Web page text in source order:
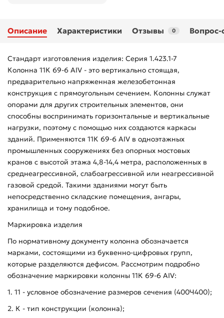
Описание Характеристики Отзывы 0 Вопрос-
Стандарт изготовления изделия: Серия 1.423.1-7
Колонна 11К 69-6 АIV - это вертикально стоящая,
предварительно напряженная железобетонная
конструкция с прямоугольным сечением. Колонны служат
опорами для других строительных элементов, они
способны воспринимать горизонтальные и вертикальные
нагрузки, поэтому с помощью них создаются каркасы
зданий. Применяются 11К 69-6 АIV в одноэтажных
промышленных сооружениях без опорных мостовых
кранов с высотой этажа 4,8-14,4 метра, расположенных в
среднеагрессивной, слабоагрессивной или неагрессивной
газовой средой. Такими зданиями могут быть
непосредственно складские помещения, ангары,
хранилища и тому подобное.
Маркировка изделия
По нормативному документу колонна обозначается
марками, состоящими из буквенно-цифровых групп,
которые разделяются дефисом. Рассмотрим подробно
обозначение маркировки колонны 11К 69-6 АIV:
1. 11 - условное обозначение размеров сечения (400Ч400);
2. К - тип конструкции (колонна);